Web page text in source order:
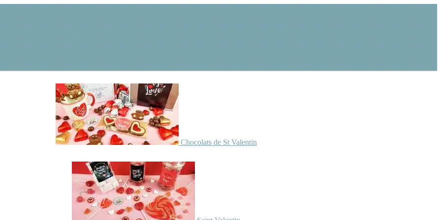
Chocolats de St Valentin